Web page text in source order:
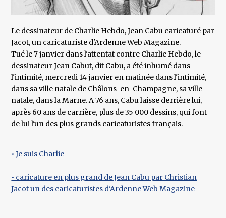
Le dessinateur de Charlie Hebdo, Jean Cabu caricaturé par
Jacot, un caricaturiste d'Ardenne Web Magazine.
Tué le 7 janvier dans l'attentat contre Charlie Hebdo, le
dessinateur Jean Cabut, dit Cabu, a été inhumé dans
l'intimité, mercredi 14 janvier en matinée dans l'intimité,
dans sa ville natale de Châlons-en-Champagne, sa ville
natale, dans la Marne. A 76 ans, Cabu laisse derrière lui,
après 60 ans de carrière, plus de 35 000 dessins, qui font
de lui l'un des plus grands caricaturistes français.
• Je suis Charlie
• caricature en plus grand de Jean Cabu par Christian
Jacot un des caricaturistes d'Ardenne Web Magazine